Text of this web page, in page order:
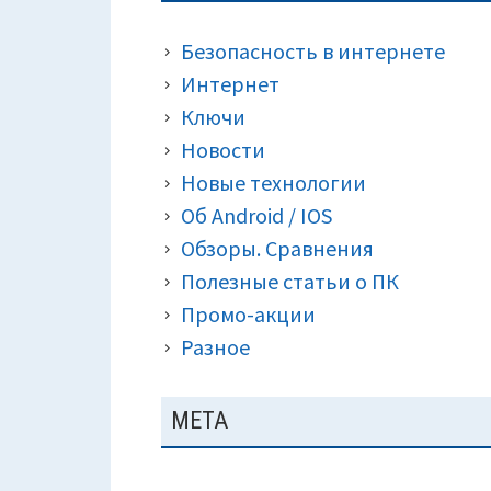
КРОШКИ)
ПАНЕЛЬ
Безопасность в интернете
Интернет
Ключи
Новости
Новые технологии
Об Android / IOS
Обзоры. Сравнения
Полезные статьи о ПК
Промо-акции
Разное
МЕТА